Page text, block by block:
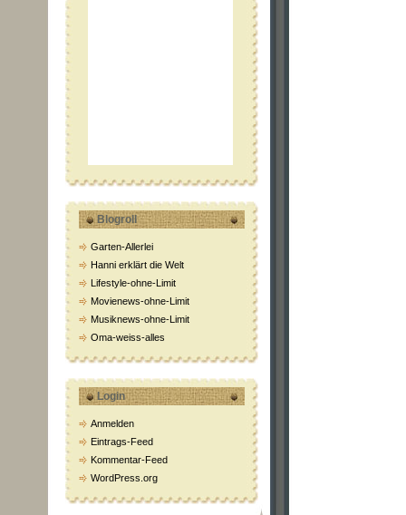
Blogroll
Garten-Allerlei
Hanni erklärt die Welt
Lifestyle-ohne-Limit
Movienews-ohne-Limit
Musiknews-ohne-Limit
Oma-weiss-alles
Login
Anmelden
Eintrags-Feed
Kommentar-Feed
WordPress.org